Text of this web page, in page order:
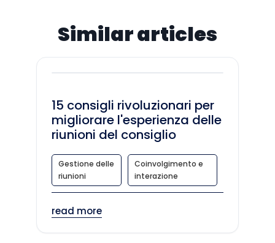
Similar articles
15 consigli rivoluzionari per
migliorare l'esperienza delle
riunioni del consiglio
Gestione delle
riunioni
Coinvolgimento e
interazione
read more